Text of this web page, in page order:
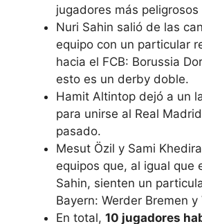
jugadores más
Nuri Sahin salió de las
equipo con un particular
hacia el FCB: Borussia
esto es un derby doble.
Hamit Altintop dejó a un
para unirse al Real
pasado.
Mesut Özil y Sami
equipos que, al igual que
Sahin, sienten un
Bayern: Werder Bremen
En total, 10 jugadores